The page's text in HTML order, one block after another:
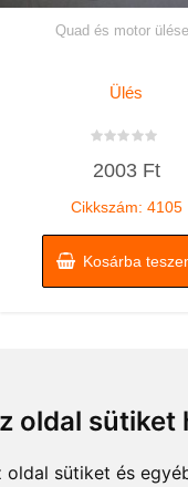
oldal sütiket
oldal sütiket és
Quad és motor
Ülés
0
2003 Ft
Cikkszám: 4105
Kosárba